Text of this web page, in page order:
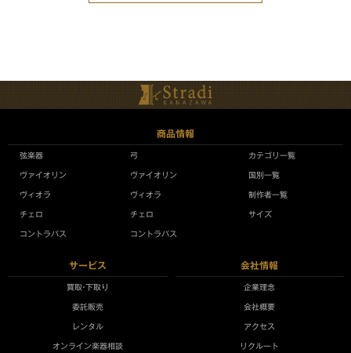
商品情報
弦楽器
ヴァイオリン
ヴィオラ
チェロ
コントラバス
弓
ヴァイオリン
ヴィオラ
チェロ
コントラバス
カテゴリ一覧
国別一覧
制作者一覧
サイズ
サービス
買取•下取り
委託販売
レンタル
オンライン楽器相談
会社情報
企業理念
会社概要
アクセス
リクルート